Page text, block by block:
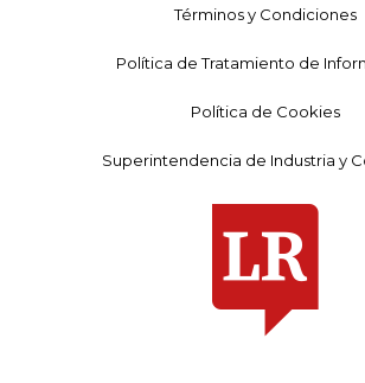
Términos y Condiciones
Política de Tratamiento de
Política de Cookies
Superintendencia de Industria y